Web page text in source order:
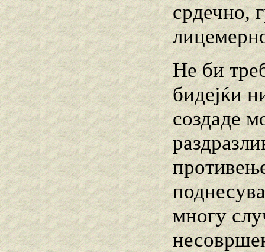
срдечно,
Не би
бидејќи
создаде
многу